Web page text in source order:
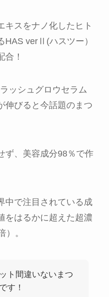
キスをナノ化したヒト
HAS verⅡ(ハスツー）
合！
ッシュグロウセラム
伸びると今話題のまつ
ず、美容成分98％で作
中で注目されている成
をはるかに超えた超濃
）。
ト間違いないまつ
す！